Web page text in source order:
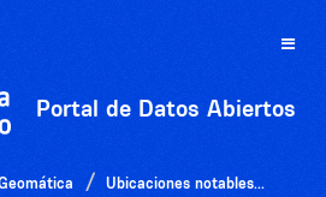
Toggle
Portal de Datos Abiertos
Ubicaciones notables...